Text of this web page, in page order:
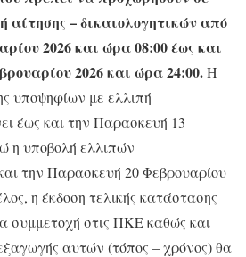
αίτησης – δικαιολογητικών από
2026 και ώρα 08:00 έως και
2026 και ώρα 24:00.Η
υποψηφίων με ελλιπή
έως και την Παρασκευή 13
η υποβολή ελλιπών
την Παρασκευή 20 Φεβρουαρίου
η έκδοση τελικής κατάστασης
συμμετοχή στις ΠΚΕ καθώς και
αυτών (τόπος – χρόνος) θα